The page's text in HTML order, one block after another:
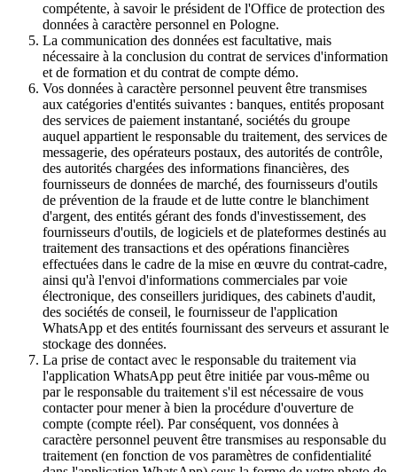
compétente, à savoir le président de l'Office de protection des
données à caractère personnel en Pologne.
La communication des données est facultative, mais
nécessaire à la conclusion du contrat de services d'information
et de formation et du contrat de compte démo.
Vos données à caractère personnel peuvent être transmises
aux catégories d'entités suivantes : banques, entités proposant
des services de paiement instantané, sociétés du groupe
auquel appartient le responsable du traitement, des services de
messagerie, des opérateurs postaux, des autorités de contrôle,
des autorités chargées des informations financières, des
fournisseurs de données de marché, des fournisseurs d'outils
de prévention de la fraude et de lutte contre le blanchiment
d'argent, des entités gérant des fonds d'investissement, des
fournisseurs d'outils, de logiciels et de plateformes destinés au
traitement des transactions et des opérations financières
effectuées dans le cadre de la mise en œuvre du contrat-cadre,
ainsi qu'à l'envoi d'informations commerciales par voie
électronique, des conseillers juridiques, des cabinets d'audit,
des sociétés de conseil, le fournisseur de l'application
WhatsApp et des entités fournissant des serveurs et assurant le
stockage des données.
La prise de contact avec le responsable du traitement via
l'application WhatsApp peut être initiée par vous-même ou
par le responsable du traitement s'il est nécessaire de vous
contacter pour mener à bien la procédure d'ouverture de
compte (compte réel). Par conséquent, vos données à
caractère personnel peuvent être transmises au responsable du
traitement (en fonction de vos paramètres de confidentialité